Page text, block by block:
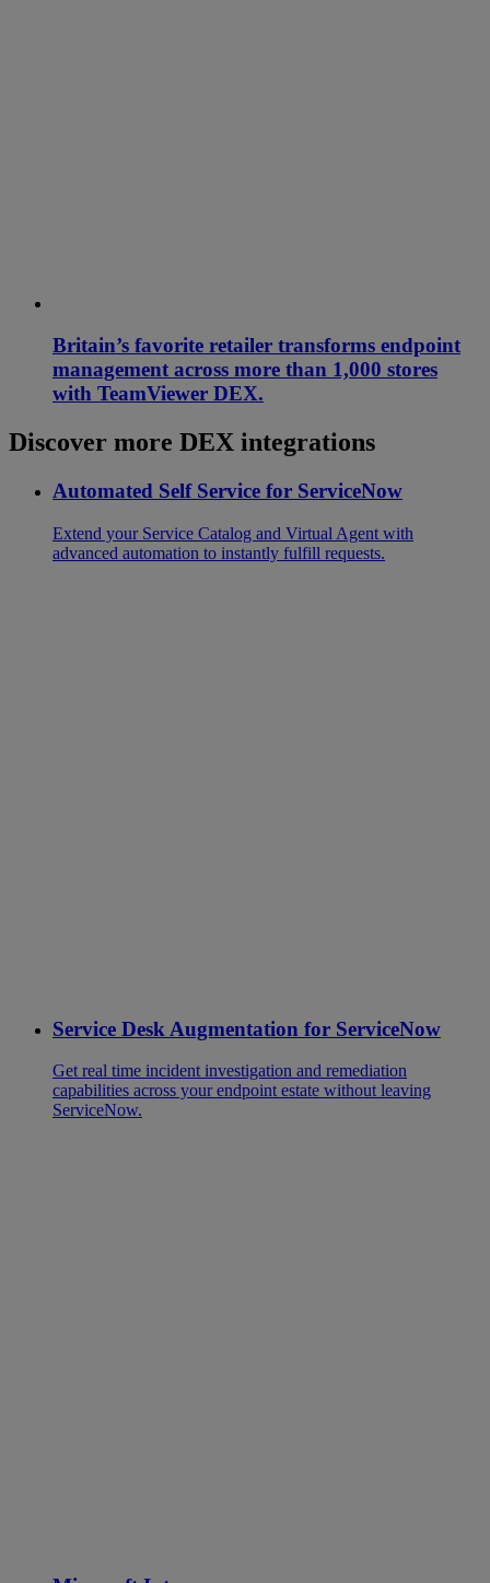
Britain’s favorite retailer transforms endpoint
management across more than 1,000 stores
with TeamViewer DEX.
Discover more DEX integrations
Automated Self Service for ServiceNow
Extend your Service Catalog and Virtual Agent with
advanced automation to instantly fulfill requests.
Service Desk Augmentation for ServiceNow
Get real time incident investigation and remediation
capabilities across your endpoint estate without leaving
ServiceNow.